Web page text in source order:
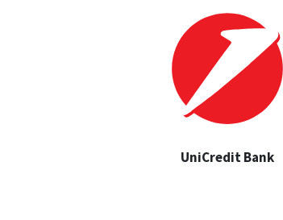
UniCredit Bank